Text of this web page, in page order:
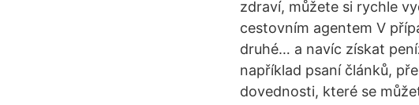
zdraví, můžete si rychle
cestovním agentem V
druhé… a navíc získat
například psaní článků,
dovednosti, které se